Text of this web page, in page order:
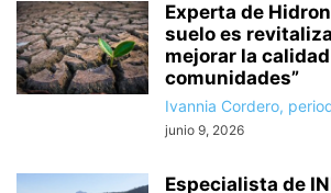
Experta de
suelo es
mejorar la
comunidades”
Ivannia Cordero,
junio 9, 2026
Especialista de